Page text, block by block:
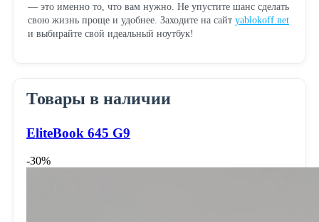
— это именно то, что вам нужно. Не упустите шанс сделать
свою жизнь проще и удобнее. Заходите на сайт yablokoff.net
и выбирайте свой идеальный ноутбук!
Товары в наличии
EliteBook 645 G9
-30%